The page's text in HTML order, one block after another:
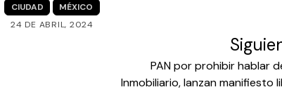
CIUDAD
MÉXICO
24 DE ABRIL, 2024
PAN por prohibir hablar
Inmobiliario, lanzan manifiesto